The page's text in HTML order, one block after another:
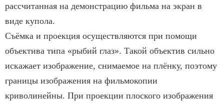
рассчитанная на демонстрацию фильма на экран в
виде купола.
Съёмка и проекция осуществляются при помощи
объектива типа «рыбий глаз». Такой объектив сильно
искажает изображение, снимаемое на плёнку, поэтому
границы изображения на фильмокопии
криволинейны. При проекции плоского изображения